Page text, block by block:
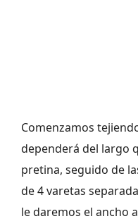
Comenzamos
dependerá del largo
pretina, seguido de
de 4 varetas
le daremos el ancho